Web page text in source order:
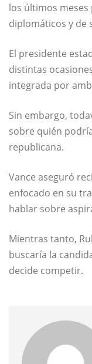
los últimos
diplomáticos y de
El presidente
distintas
integrada por
Sin embargo,
sobre quién
republicana.
Vance aseguró
enfocado en su
hablar sobre
Mientras tanto,
buscaría la
decide competir.